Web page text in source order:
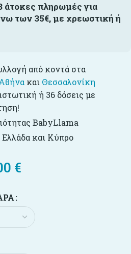
άτοκες πληρωμές για
των 35€, με χρεωστική ή
από κοντά στα
και Θεσσαλονίκη
ή 36 δόσεις με
BabyLlama
και Κύπρο
€